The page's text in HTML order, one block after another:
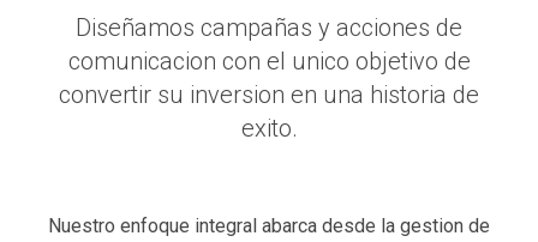
Diseñamos campañas y acciones de
comunicacion con el unico objetivo de
convertir su inversion en una historia de
exito.
Nuestro enfoque integral abarca desde la gestion de